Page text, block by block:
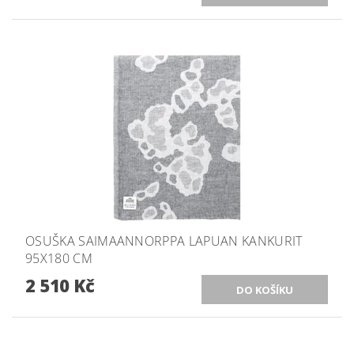
OSUŠKA SAIMAANNORPPA LAPUAN KANKURIT
95X180 CM
2 510 Kč